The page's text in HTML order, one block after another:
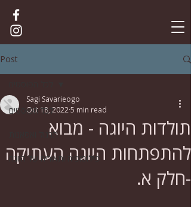
Post
לכל הפוסטים
תרגול ואסאנות
פילוסופיה ותאוריה של היוגה
תולדות היוגה - מבוא
להתפתחות היוגה העתיקה
-חלק א.
Sagi Savarieogo
Oct 18, 20225 min read